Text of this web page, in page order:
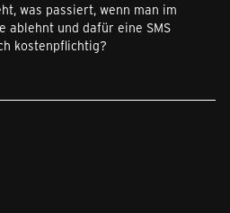
was passiert, wenn man im
ablehnt und dafür eine SMS
kostenpflichtig?